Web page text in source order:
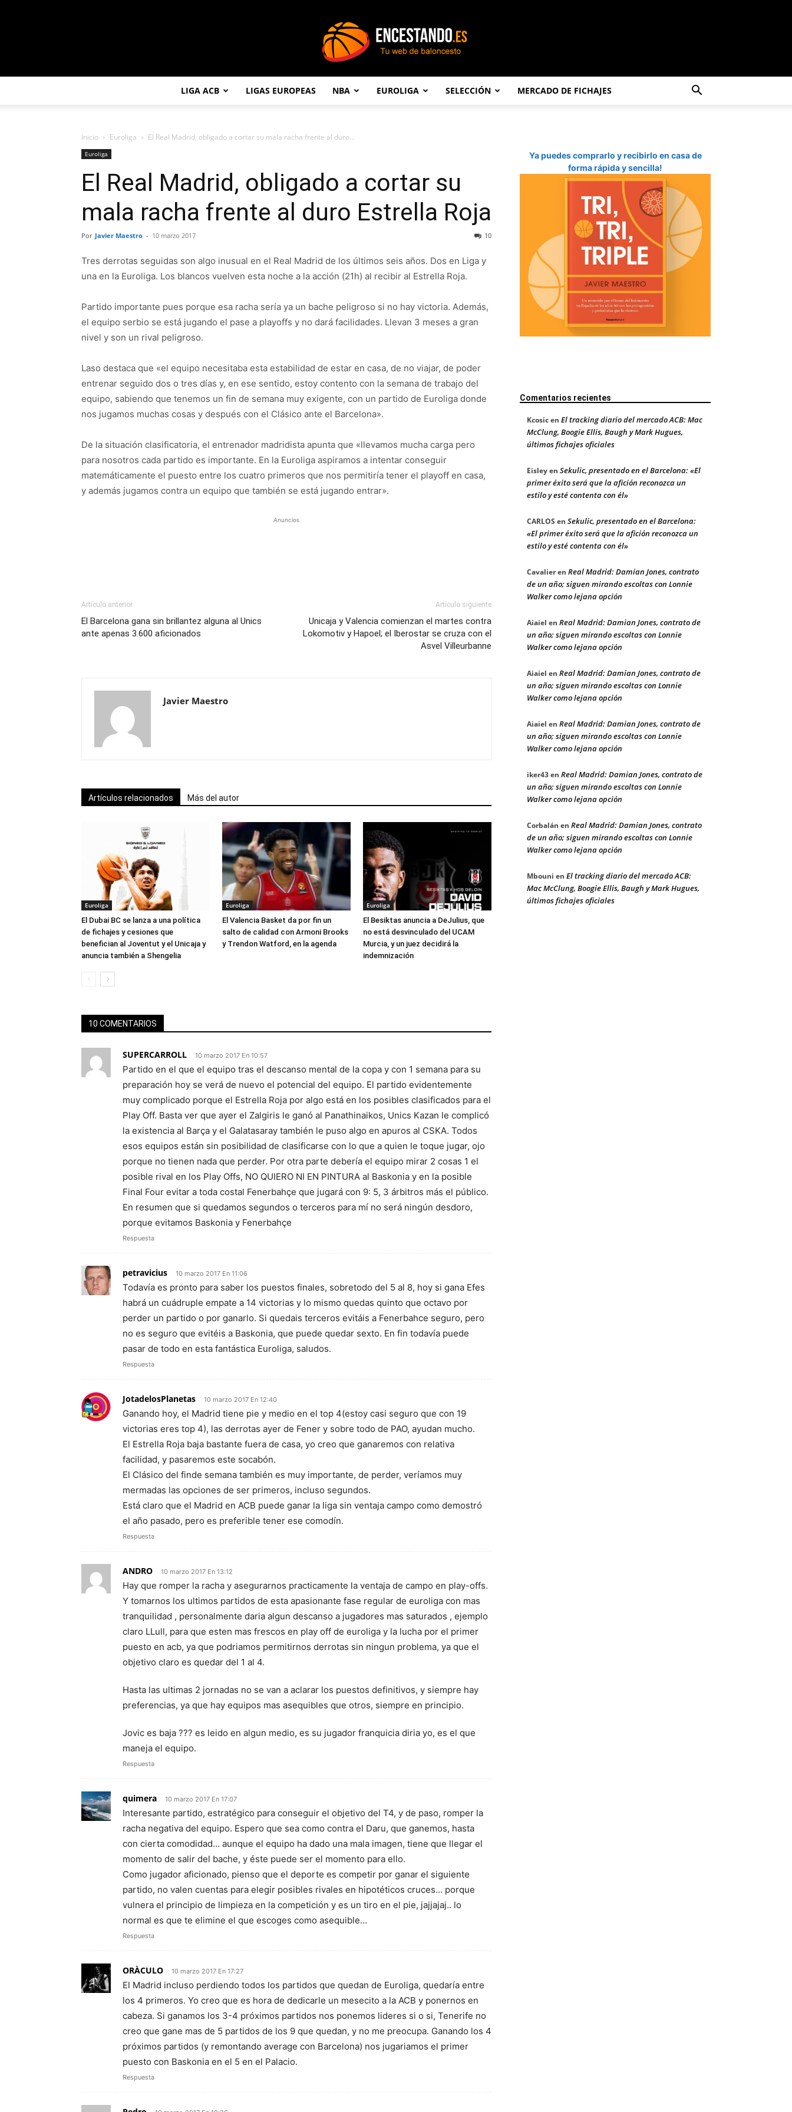
LIGA ACB LIGAS EUROPEAS NBA EUROLIGA SELECCIÓN MERCADO DE FICHAJES
Inicio Euroliga El Real Madrid, obligado a cortar su mala racha frente al duro...
Euroliga
El Real Madrid, obligado a cortar su
mala racha frente al duro Estrella Roja
Por Javier Maestro - 10 marzo 2017 10
Tres derrotas seguidas son algo inusual en el Real Madrid de los últimos seis años. Dos en Liga y
una en la Euroliga. Los blancos vuelven esta noche a la acción (21h) al recibir al Estrella Roja.
Partido importante pues porque esa racha sería ya un bache peligroso si no hay victoria. Además,
el equipo serbio se está jugando el pase a playoffs y no dará facilidades. Llevan 3 meses a gran
nivel y son un rival peligroso.
Laso destaca que «el equipo necesitaba esta estabilidad de estar en casa, de no viajar, de poder
entrenar seguido dos o tres días y, en ese sentido, estoy contento con la semana de trabajo del
equipo, sabiendo que tenemos un fin de semana muy exigente, con un partido de Euroliga donde
nos jugamos muchas cosas y después con el Clásico ante el Barcelona».
De la situación clasificatoria, el entrenador madridista apunta que «llevamos mucha carga pero
para nosotros cada partido es importante. En la Euroliga aspiramos a intentar conseguir
matemáticamente el puesto entre los cuatro primeros que nos permitiría tener el playoff en casa,
y además jugamos contra un equipo que también se está jugando entrar».
Anuncios
Artículo anterior
El Barcelona gana sin brillantez alguna al Unics
ante apenas 3.600 aficionados
Artículo siguiente
Unicaja y Valencia comienzan el martes contra
Lokomotiv y Hapoel; el Iberostar se cruza con el
Asvel Villeurbanne
Javier Maestro
Artículos relacionados Más del autor
Euroliga
El Dubai BC se lanza a una política
de fichajes y cesiones que
benefician al Joventut y el Unicaja y
anuncia también a Shengelia
Euroliga
El Valencia Basket da por fin un
salto de calidad con Armoni Brooks
y Trendon Watford, en la agenda
Euroliga
El Besiktas anuncia a DeJulius, que
no está desvinculado del UCAM
Murcia, y un juez decidirá la
indemnización
10 COMENTARIOS
SUPERCARROLL 10 marzo 2017 En 10:57
Partido en el que el equipo tras el descanso mental de la copa y con 1 semana para su
preparación hoy se verá de nuevo el potencial del equipo. El partido evidentemente
muy complicado porque el Estrella Roja por algo está en los posibles clasificados para el
Play Off. Basta ver que ayer el Zalgiris le ganó al Panathinaikos, Unics Kazan le complicó
la existencia al Barça y el Galatasaray también le puso algo en apuros al CSKA. Todos
esos equipos están sin posibilidad de clasificarse con lo que a quien le toque jugar, ojo
porque no tienen nada que perder. Por otra parte debería el equipo mirar 2 cosas 1 el
posible rival en los Play Offs, NO QUIERO NI EN PINTURA al Baskonia y en la posible
Final Four evitar a toda costal Fenerbahçe que jugará con 9: 5, 3 árbitros más el público.
En resumen que si quedamos segundos o terceros para mí no será ningún desdoro,
porque evitamos Baskonia y Fenerbahçe
Respuesta
petravicius 10 marzo 2017 En 11:06
Todavía es pronto para saber los puestos finales, sobretodo del 5 al 8, hoy si gana Efes
habrá un cuádruple empate a 14 victorias y lo mismo quedas quinto que octavo por
perder un partido o por ganarlo. Si quedais terceros evitáis a Fenerbahce seguro, pero
no es seguro que evitéis a Baskonia, que puede quedar sexto. En fin todavía puede
pasar de todo en esta fantástica Euroliga, saludos.
Respuesta
JotadelosPlanetas 10 marzo 2017 En 12:40
Ganando hoy, el Madrid tiene pie y medio en el top 4(estoy casi seguro que con 19
victorias eres top 4), las derrotas ayer de Fener y sobre todo de PAO, ayudan mucho.
El Estrella Roja baja bastante fuera de casa, yo creo que ganaremos con relativa
facilidad, y pasaremos este socabón.
El Clásico del finde semana también es muy importante, de perder, veríamos muy
mermadas las opciones de ser primeros, incluso segundos.
Está claro que el Madrid en ACB puede ganar la liga sin ventaja campo como demostró
el año pasado, pero es preferible tener ese comodín.
Respuesta
ANDRO 10 marzo 2017 En 13:12
Hay que romper la racha y asegurarnos practicamente la ventaja de campo en play-offs.
Y tomarnos los ultimos partidos de esta apasionante fase regular de euroliga con mas
tranquilidad , personalmente daria algun descanso a jugadores mas saturados , ejemplo
claro LLull, para que esten mas frescos en play off de euroliga y la lucha por el primer
puesto en acb, ya que podriamos permitirnos derrotas sin ningun problema, ya que el
objetivo claro es quedar del 1 al 4.
Hasta las ultimas 2 jornadas no se van a aclarar los puestos definitivos, y siempre hay
preferencias, ya que hay equipos mas asequibles que otros, siempre en principio.
Jovic es baja ??? es leido en algun medio, es su jugador franquicia diria yo, es el que
maneja el equipo.
Respuesta
quimera 10 marzo 2017 En 17:07
Interesante partido, estratégico para conseguir el objetivo del T4, y de paso, romper la
racha negativa del equipo. Espero que sea como contra el Daru, que ganemos, hasta
con cierta comodidad… aunque el equipo ha dado una mala imagen, tiene que llegar el
momento de salir del bache, y éste puede ser el momento para ello.
Como jugador aficionado, pienso que el deporte es competir por ganar el siguiente
partido, no valen cuentas para elegir posibles rivales en hipotéticos cruces… porque
vulnera el principio de limpieza en la competición y es un tiro en el pie, jajjajaj.. lo
normal es que te elimine el que escoges como asequible…
Respuesta
ORÀCULO 10 marzo 2017 En 17:27
El Madrid incluso perdiendo todos los partidos que quedan de Euroliga, quedaría entre
los 4 primeros. Yo creo que es hora de dedicarle un mesecito a la ACB y ponernos en
cabeza. Si ganamos los 3-4 próximos partidos nos ponemos lideres si o si, Tenerife no
creo que gane mas de 5 partidos de los 9 que quedan, y no me preocupa. Ganando los 4
próximos partidos (y remontando average con Barcelona) nos jugariamos el primer
puesto con Baskonia en el 5 en el Palacio.
Respuesta
Ya puedes comprarlo y recibirlo en casa de
forma rápida y sencilla!
Comentarios recientes
Kcosicen El tracking diario del mercado ACB: Mac
McClung, Boogie Ellis, Baugh y Mark Hugues,
últimos fichajes oficiales
Eisleyen Sekulic, presentado en el Barcelona: «El
primer éxito será que la afición reconozca un
estilo y esté contenta con él»
CARLOS en Sekulic, presentado en el Barcelona:
«El primer éxito será que la afición reconozca un
estilo y esté contenta con él»
Cavalieren Real Madrid: Damian Jones, contrato
de un año; siguen mirando escoltas con Lonnie
Walker como lejana opción
Aiaiel en Real Madrid: Damian Jones, contrato de
un año; siguen mirando escoltas con Lonnie
Walker como lejana opción
Aiaiel en Real Madrid: Damian Jones, contrato de
un año; siguen mirando escoltas con Lonnie
Walker como lejana opción
Aiaiel en Real Madrid: Damian Jones, contrato de
un año; siguen mirando escoltas con Lonnie
Walker como lejana opción
iker43en Real Madrid: Damian Jones, contrato de
un año; siguen mirando escoltas con Lonnie
Walker como lejana opción
Corbalán en Real Madrid: Damian Jones, contrato
de un año; siguen mirando escoltas con Lonnie
Walker como lejana opción
Mbouni en El tracking diario del mercado ACB:
Mac McClung, Boogie Ellis, Baugh y Mark Hugues,
últimos fichajes oficiales